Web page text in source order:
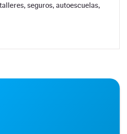
seguros, autoescuelas,